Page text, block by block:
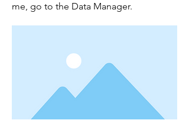
me, go to the Data Manager.